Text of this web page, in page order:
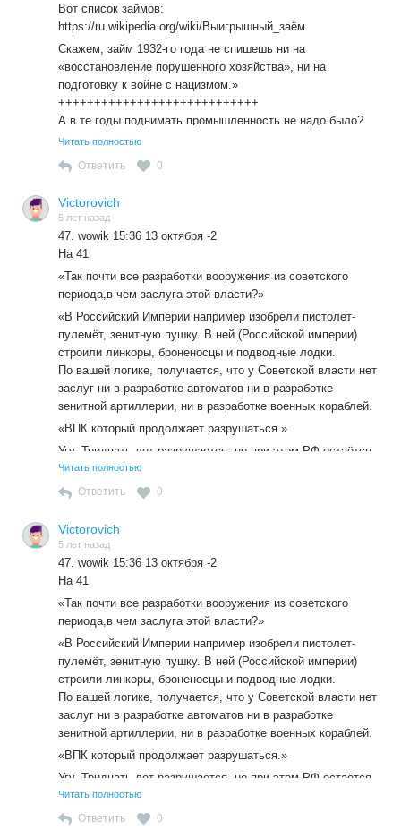
Вот список займов:
https://ru.wikipedia.org/wiki/Выигрышный_заём
Скажем, займ 1932-го года не спишешь ни на
«восстановление порушенного хозяйства», ни на
подготовку к войне с нацизмом.»
++++++++++++++++++++++++++++
А в те годы поднимать промышленность не надо было?
Тогда займы шли на развитие страны. А нынче на что?
мегаполисов с их эпидемия и и транспортным
времени и о росте числа миллиардеров. Об «успехах» в
России в деле увеличения её экономической мощи и
росте зарплат и пенсий трудящихся на этом фоне со
росте налогов, тарифов, а также поборов с народа и
говорить не приходится.
Читать полностью
Ответить 0
Victorovich
5 лет назад
47. wowik 15:36 13 октября -2
На 41
«Так почти все разработки вооружения из советского
периода,в чем заслуга этой власти?»
«В Российский Империи например изобрели пистолет-
пулемёт, зенитную пушку. В ней (Российской империи)
строили линкоры, броненосцы и подводные лодки.
По вашей логике, получается, что у Советской власти нет
заслуг ни в разработке автоматов ни в разработке
зенитной артиллерии, ни в разработке военных кораблей.
«ВПК который продолжает разрушаться.»
Угу. Тридцать лет разрушается, но при этом РФ остаётся
одним из мировых лидеров по экспорту вооружения.»
Я работал на оборонных предприятиях всю свою жизнь,и
или уничтожено.Так это деградация или процветание?
Читать полностью
Ответить 0
Victorovich
5 лет назад
47. wowik 15:36 13 октября -2
На 41
«Так почти все разработки вооружения из советского
периода,в чем заслуга этой власти?»
«В Российский Империи например изобрели пистолет-
пулемёт, зенитную пушку. В ней (Российской империи)
строили линкоры, броненосцы и подводные лодки.
По вашей логике, получается, что у Советской власти нет
заслуг ни в разработке автоматов ни в разработке
зенитной артиллерии, ни в разработке военных кораблей.
«ВПК который продолжает разрушаться.»
Угу. Тридцать лет разрушается, но при этом РФ остаётся
одним из мировых лидеров по экспорту вооружения.»
Я работал на оборонных предприятиях всю свою жизнь,и
Читать полностью
Ответить 0